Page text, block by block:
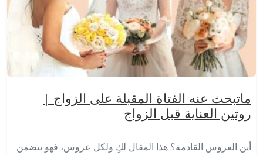
ماتبحث عنه الفتاة المقبلة على الزواج |
روتين العناية قبل الزواج
أين العروس القادمة؟ هذا المقال لكِ ولكل عروس، فهو يتضمن